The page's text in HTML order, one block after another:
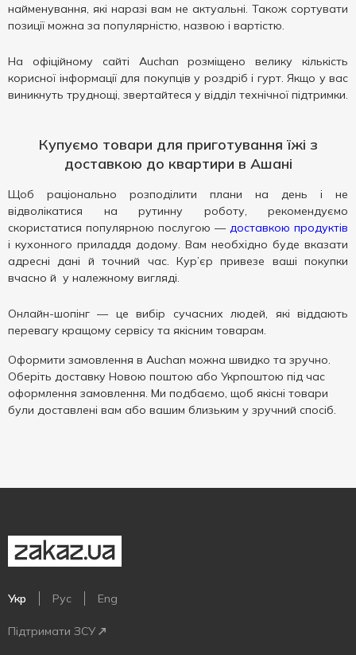
найменування, які наразі вам не актуальні. Також сортувати
позиції можна за популярністю, назвою і вартістю.
На офіційному сайті Auchan розміщено велику кількість
корисної інформації для покупців у роздріб і гурт. Якщо у вас
виникнуть труднощі, звертайтеся у відділ технічної підтримки.
Купуємо товари для приготування їжі з
доставкою до квартири в Ашані
Щоб раціонально розподілити плани на день і не
відволікатися на рутинну роботу, рекомендуємо
скористатися популярною послугою — доставкою продуктів
і кухонного приладдя додому. Вам необхідно буде вказати
адресні дані й точний час. Кур’єр привезе ваші покупки
вчасно й у належному вигляді.
Онлайн-шопінг — це вибір сучасних людей, які віддають
перевагу кращому сервісу та якісним товарам.
Оформити замовлення в Auchan можна швидко та зручно.
Оберіть доставку Новою поштою або Укрпоштою під час
оформлення замовлення. Ми подбаємо, щоб якісні товари
були доставлені вам або вашим близьким у зручний спосіб.
Укр Рус Eng
Підтримати ЗСУ